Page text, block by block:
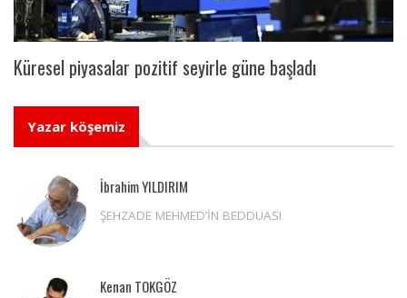
Küresel piyasalar pozitif seyirle güne başladı
Yazar köşemiz
İbrahim YILDIRIM
ŞEHZADE MEHMED’İN BEDDUASI
Kenan TOKGÖZ